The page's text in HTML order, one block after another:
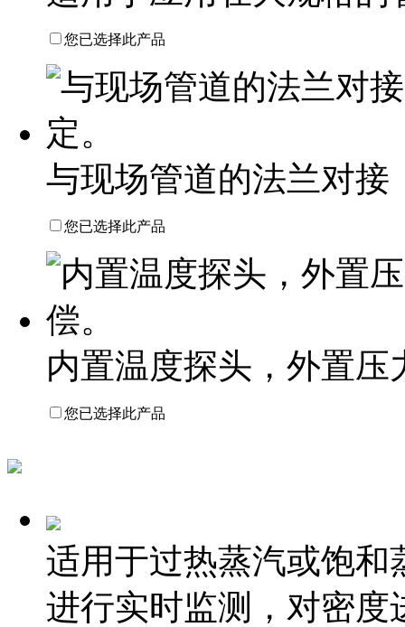
您已选择此产品
与现场管道的法兰对接
您已选择此产品
内置温度探头，外置
您已选择此产品
适用于过热蒸汽或饱和
进行实时监测，对密度